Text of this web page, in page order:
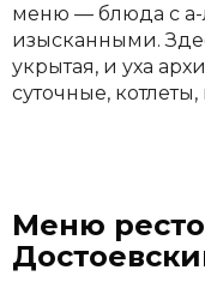
меню — блюда с а-
изысканными.
укрытая, и уха
суточные,
Меню